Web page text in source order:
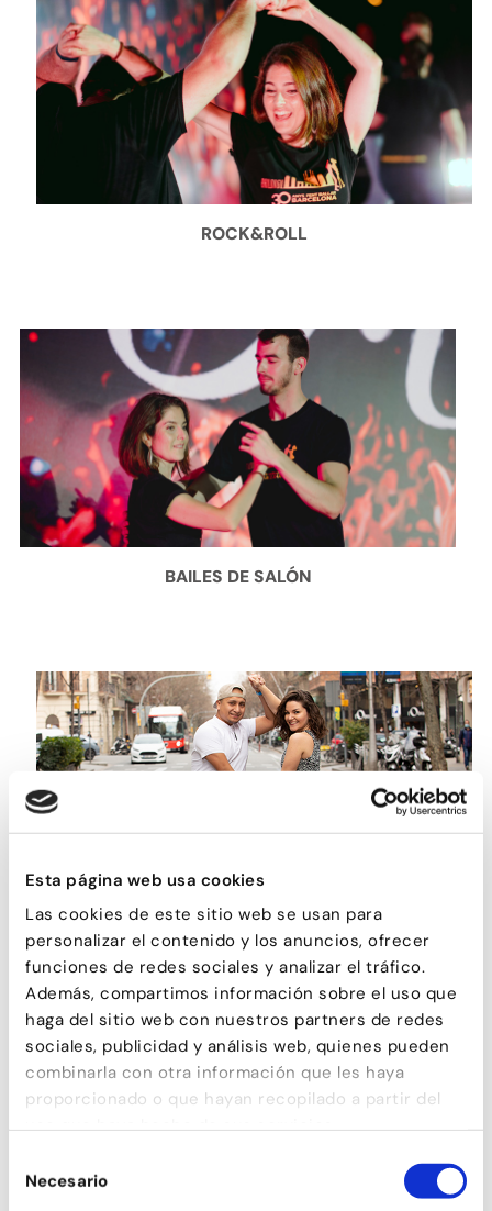
Esta página web usa cookies
Las cookies de este sitio web se usan para
personalizar el contenido y los anuncios, ofrecer
funciones de redes sociales y analizar el tráfico.
Además, compartimos información sobre el uso que
haga del sitio web con nuestros partners de redes
sociales, publicidad y análisis web, quienes pueden
combinarla con otra información que les haya
proporcionado o que hayan recopilado a partir del
uso que haya hecho de sus servicios.
deNecesario
ROCK&ROLL
BAILES DE SALÓN
BACHATA TRADICIONAL